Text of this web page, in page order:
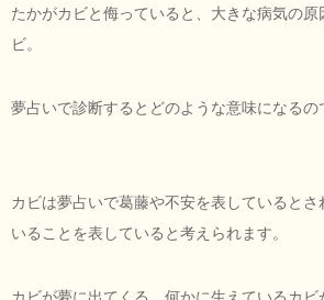
たかがカビと侮っていると、大きな病気の原
ビ。
夢占いで診断するとどのような意味になるの
カビは夢占いで葛藤や不安を表しているとさ
いることを表していると考えられます。
カビが夢に出てくる、何かに生えているカ